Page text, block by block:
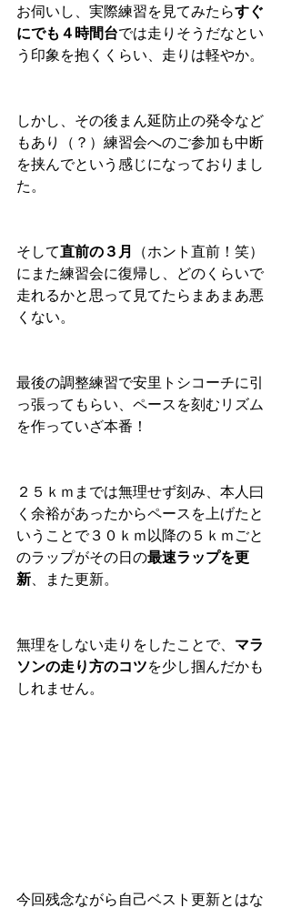
お伺いし、実際練習を見てみたらすぐ
にでも４時間台では走りそうだなとい
う印象を抱くくらい、走りは軽やか。
しかし、その後まん延防止の発令など
もあり（？）練習会へのご参加も中断
を挟んでという感じになっておりまし
た。
そして直前の３月
（ホント直前！笑）
にまた練習会に復帰し、どのくらいで
走れるかと思って見てたらまあまあ悪
くない。
最後の調整練習で安里トシコーチに引
っ張ってもらい、ペースを刻むリズム
を作っていざ本番！
２５ｋｍまでは無理せず刻み、本人曰
く余裕があったからペースを上げたと
いうことで３０ｋｍ以降の５ｋｍごと
のラップがその日の最速ラップを更
新、また更新。
無理をしない走りをしたことで、 マラ
ソンの走り方のコツを少し掴んだかも
しれません。
今回残念ながら自己ベスト更新とはな